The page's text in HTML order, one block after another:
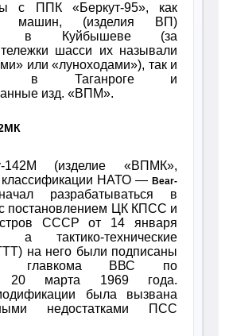
с ППК «Беркут-95», как
машин, (изделия ВП)
в Куйбышеве (за
шасси их называли
или «луноходами»), так и
в Таганроге и
изд. «ВПМ».
142М (изделие «ВПМК»,
НАТО — Bear-
разрабатываться в
с постановлением ЦК КПСС и
СССР от 14 января
тактико-технические
на него были подписаны
главкома ВВС по
20 марта 1969 года.
была вызвана
недостатками ПСС